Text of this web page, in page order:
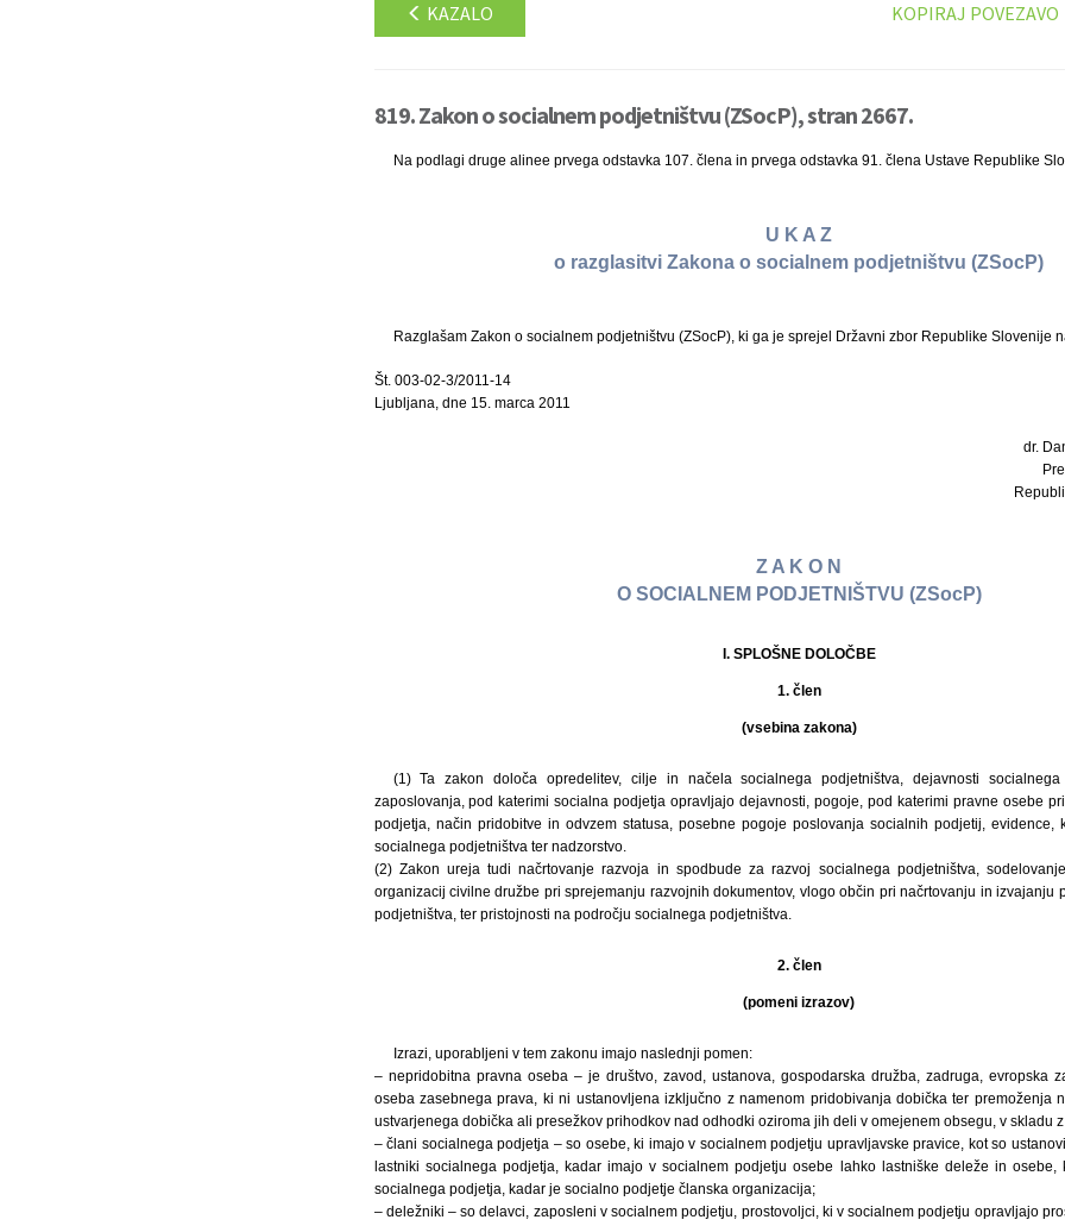
KAZALO KOPIRAJ POVEZAVO
819. Zakon o socialnem podjetništvu (ZSocP), stran 2667.
Na podlagi druge alinee prvega odstavka 107. člena in prvega odstavka 91. člena Ustave Republike
U K A Z
o razglasitvi Zakona o socialnem podjetništvu (ZSocP)
Razglašam Zakon o socialnem podjetništvu (ZSocP), ki ga je sprejel Državni zbor Republike Slovenije
Št. 003-02-3/2011-14
Ljubljana, dne 15. marca 2011
dr.
Z A K O N
O SOCIALNEM PODJETNIŠTVU (ZSocP)
I. SPLOŠNE DOLOČBE
1. člen
(vsebina zakona)
(1) Ta zakon določa opredelitev, cilje in načela socialnega podjetništva, dejavnosti
zaposlovanja, pod katerimi socialna podjetja opravljajo dejavnosti, pogoje, pod katerimi pravne osebe
podjetja, način pridobitve in odvzem statusa, posebne pogoje poslovanja socialnih podjetij,
socialnega podjetništva ter nadzorstvo.
(2) Zakon ureja tudi načrtovanje razvoja in spodbude za razvoj socialnega podjetništva,
organizacij civilne družbe pri sprejemanju razvojnih dokumentov, vlogo občin pri načrtovanju in izvajanju
podjetništva, ter pristojnosti na področju socialnega podjetništva.
2. člen
(pomeni izrazov)
Izrazi, uporabljeni v tem zakonu imajo naslednji pomen:
– nepridobitna pravna oseba – je društvo, zavod, ustanova, gospodarska družba, zadruga, evropska
oseba zasebnega prava, ki ni ustanovljena izključno z namenom pridobivanja dobička ter premoženja
ustvarjenega dobička ali presežkov prihodkov nad odhodki oziroma jih deli v omejenem obsegu, v skladu
– člani socialnega podjetja – so osebe, ki imajo v socialnem podjetju upravljavske pravice, kot so
lastniki socialnega podjetja, kadar imajo v socialnem podjetju osebe lahko lastniške deleže in osebe,
socialnega podjetja, kadar je socialno podjetje članska organizacija;
– deležniki – so delavci, zaposleni v socialnem podjetju, prostovoljci, ki v socialnem podjetju opravljajo